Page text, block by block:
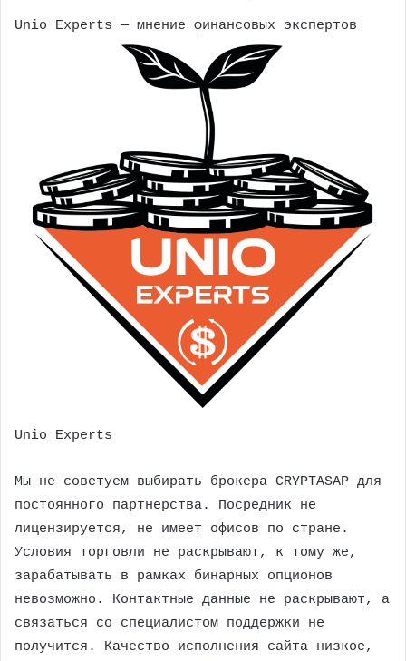
Unio Experts — мнение финансовых экспертов
Unio Experts
Мы не советуем выбирать брокера CRYPTASAP для
постоянного партнерства. Посредник не
лицензируется, не имеет офисов по стране.
Условия торговли не раскрывают, к тому же,
зарабатывать в рамках бинарных опционов
невозможно. Контактные данные не раскрывают, а
связаться со специалистом поддержки не
получится. Качество исполнения сайта низкое,